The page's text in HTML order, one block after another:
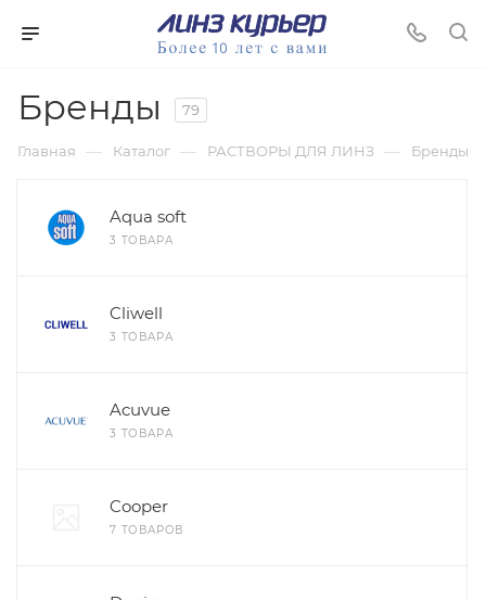
Бренды 79
Главная — Каталог — РАСТВОРЫ ДЛЯ ЛИНЗ — Бренды
Aqua soft
3 ТОВАРА
Cliwell
3 ТОВАРА
Acuvue
3 ТОВАРА
Cooper
7 ТОВАРОВ